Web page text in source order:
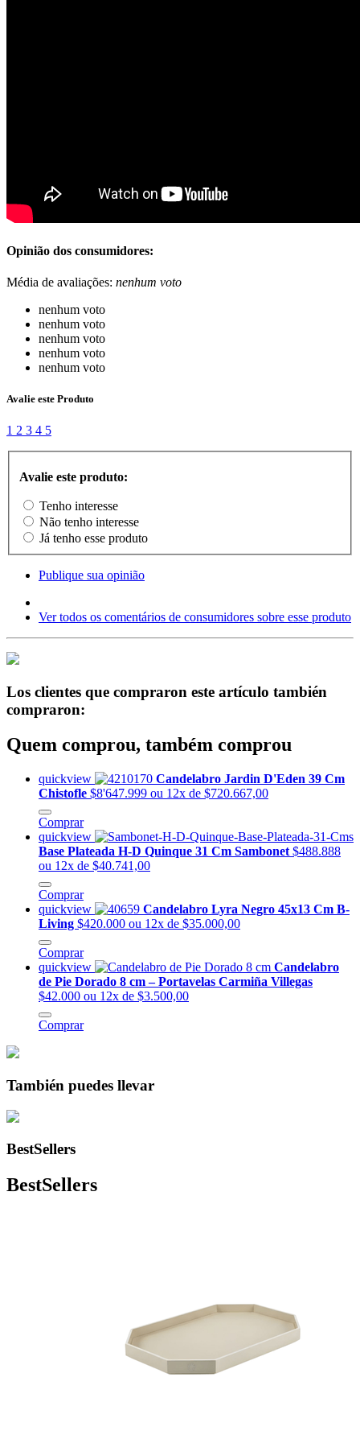
Opinião dos consumidores:
Média de avaliações: nenhum voto
nenhum voto
nenhum voto
nenhum voto
nenhum voto
nenhum voto
Avalie este Produto
1 2 3 4 5
Avalie este produto:
Tenho interesse
Não tenho interesse
Já tenho esse produto
Publique sua opinião
Ver todos os comentários de consumidores sobre esse produto
Los clientes que compraron este artículo también
compraron:
Quem comprou, também comprou
quickview
Candelabro Jardin D'Eden 39 Cm
Chistofle $8'647.999 ou 12x de $720.667,00
Comprar
quickview
Base Plateada H-D Quinque 31 Cm Sambonet $488.888
ou 12x de $40.741,00
Comprar
quickview
Candelabro Lyra Negro 45x13 Cm B-
Living $420.000 ou 12x de $35.000,00
Comprar
quickview
Candelabro
de Pie Dorado 8 cm – Portavelas Carmiña Villegas
$42.000 ou 12x de $3.500,00
Comprar
También puedes llevar
BestSellers
BestSellers